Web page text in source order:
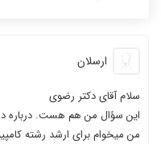
ارسلان
سلام آقای دکتر رضوی
این سؤال من هم هست. درباره
من میخوام برای ارشد رشته